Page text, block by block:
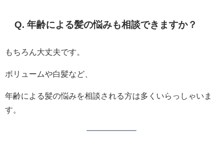
Q. 年齢による髪の悩みも相談できますか？
もちろん大丈夫です。
ボリュームや白髪など、
年齢による髪の悩みを相談される方は多くいらっしゃいま
す。